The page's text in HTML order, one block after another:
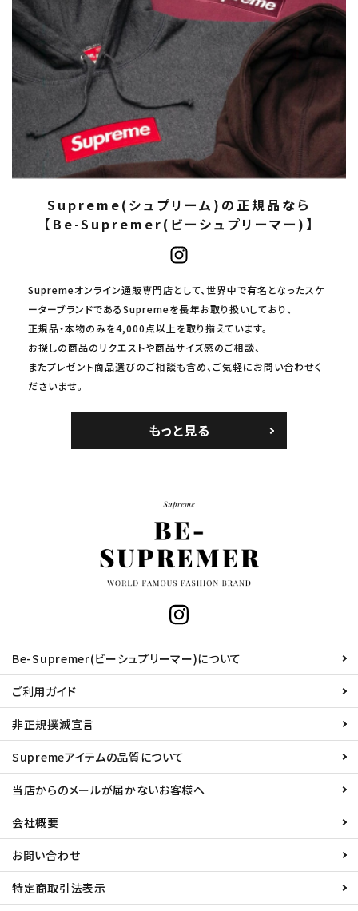
Supreme(シュプリーム)の正規品なら
【Be-Supremer(ビーシュプリーマー)】
Supremeオンライン通販専門店として、世界中で有名となったスケ
ーターブランドであるSupremeを長年お取り扱いしており、
正規品・本物のみを4,000点以上を取り揃えています。
お探しの商品のリクエストや商品サイズ感のご相談、
またプレゼント商品選びのご相談も含め、ご気軽にお問い合わせく
ださいませ。
もっと見る
Be-Supremer(ビーシュプリーマー)について
ご利用ガイド
非正規撲滅宣言
Supremeアイテムの品質について
当店からのメールが届かないお客様へ
会社概要
お問い合わせ
特定商取引法表示